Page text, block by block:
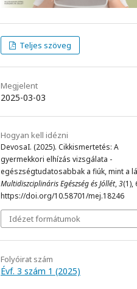
Teljes szöveg
Megjelent
2025-03-03
Hogyan kell idézni
DevosaI. (2025). Cikkismertetés: A
gyermekkori elhízás vizsgálata -
egészségtudatosabbak a fiúk, mint a
Multidiszciplináris Egészség és Jóllét,3(1),
https://doi.org/10.58701/mej.18246
Idézet formátumok
Folyóirat szám
Évf. 3 szám 1 (2025)